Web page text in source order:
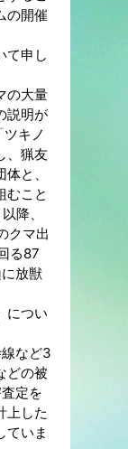
の開催
て申し
の大量
説明が
キノ
、猟友
と、
むこと
降、
クマ出
る87
放獣
につい
など3
どの被
定を
上した
ていま